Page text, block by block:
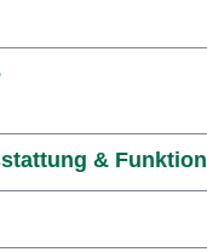
& Funktion